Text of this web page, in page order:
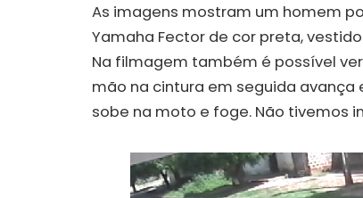
As imagens mostram um homem
Yamaha Fector de cor preta,
Na filmagem também é possível
mão na cintura em seguida
sobe na moto e foge. Não tivemos